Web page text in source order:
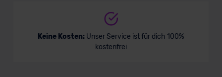
Keine Kosten: Unser Service ist für dich 100%
kostenfrei